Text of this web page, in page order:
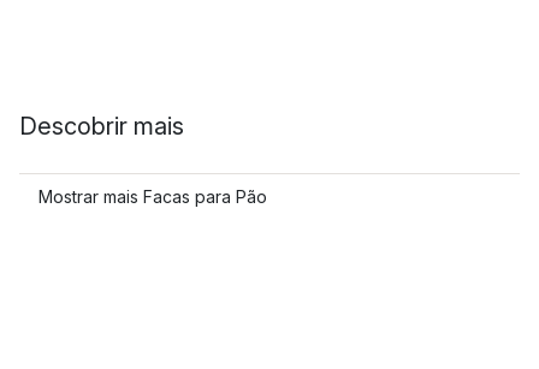
Descobrir mais
Mostrar mais Facas para Pão